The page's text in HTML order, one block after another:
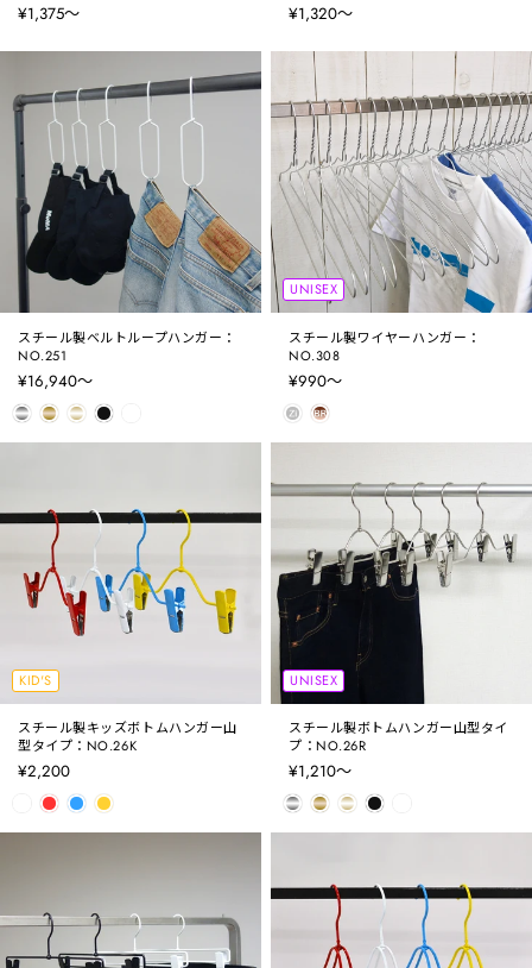
¥1,375〜 ¥1,320〜
スチール製ベルトループハンガー：
NO.251
¥16,940〜
UNISEX
スチール製ワイヤーハンガー：
NO.308
¥990〜
KID'S
スチール製キッズボトムハンガー山
型タイプ：NO.26K
¥2,200
UNISEX
スチール製ボトムハンガー山型タイ
プ：NO.26R
¥1,210〜